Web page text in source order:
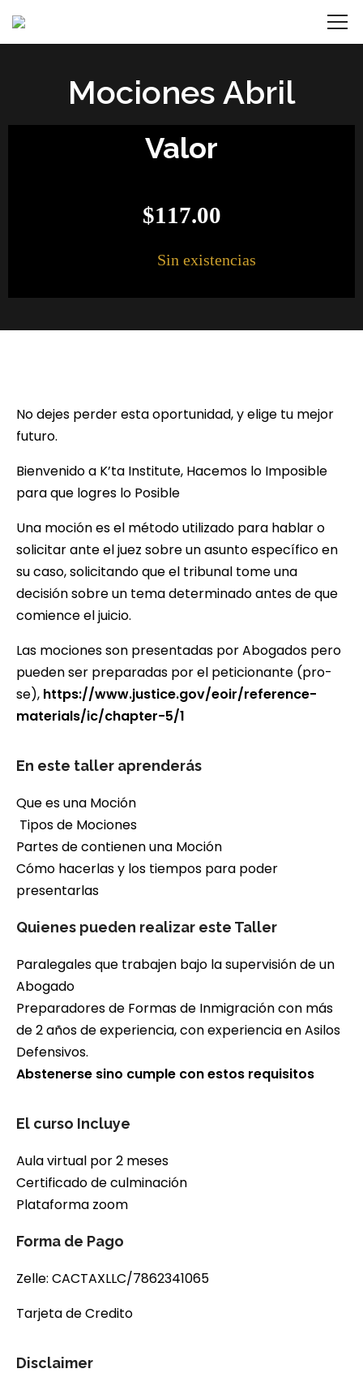
Mociones Abril
Valor
$117.00
Sin existencias
No dejes perder esta oportunidad, y elige tu mejor
futuro.
Bienvenido a K’ta Institute, Hacemos lo Imposible
para que logres lo Posible
Una moción es el método utilizado para hablar o
solicitar ante el juez sobre un asunto específico en
su caso, solicitando que el tribunal tome una
decisión sobre un tema determinado antes de que
comience el juicio.
Las mociones son presentadas por Abogados pero
pueden ser preparadas por el peticionante (pro-
se), https://www.justice.gov/eoir/reference-
materials/ic/chapter-5/1
En este taller aprenderás
Que es una Moción
Tipos de Mociones
Partes de contienen una Moción
Cómo hacerlas y los tiempos para poder
presentarlas
Quienes pueden realizar este Taller
Paralegales que trabajen bajo la supervisión de un
Abogado
Preparadores de Formas de Inmigración con más
de 2 años de experiencia, con experiencia en Asilos
Defensivos.
Abstenerse sino cumple con estos requisitos
El curso Incluye
Aula virtual por 2 meses
Certificado de culminación
Plataforma zoom
Forma de Pago
Zelle: CACTAXLLC/7862341065
Tarjeta de Credito
Disclaimer